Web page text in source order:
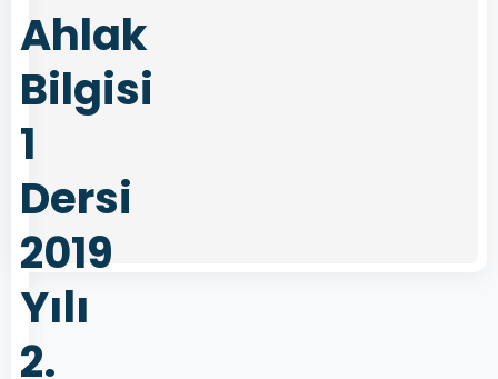
Ahlak
Bilgisi
1
Dersi
2019
Yılı
2.